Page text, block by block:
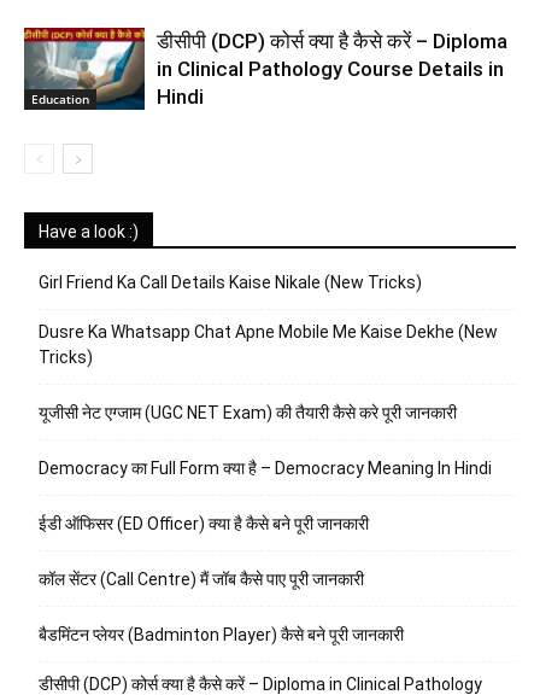
Education
डीसीपी (DCP) कोर्स क्या है कैसे करें – Diploma
in Clinical Pathology Course Details in
Hindi
Have a look :)
Girl Friend Ka Call Details Kaise Nikale (New Tricks)
Dusre Ka Whatsapp Chat Apne Mobile Me Kaise Dekhe (New
Tricks)
यूजीसी नेट एग्जाम (UGC NET Exam) की तैयारी कैसे करे पूरी जानकारी
Democracy का Full Form क्या है – Democracy Meaning In Hindi
ईडी ऑफिसर (ED Officer) क्या है कैसे बने पूरी जानकारी
कॉल सेंटर (Call Centre) मैं जॉब कैसे पाए पूरी जानकारी
बैडमिंटन प्लेयर (Badminton Player) कैसे बने पूरी जानकारी
डीसीपी (DCP) कोर्स क्या है कैसे करें – Diploma in Clinical Pathology